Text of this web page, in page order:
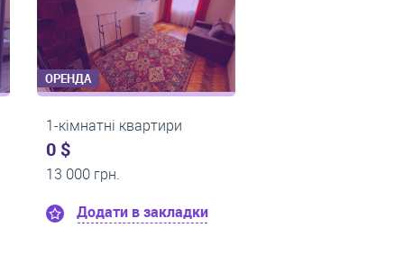
ОРЕНДА
2-кімнатні квартири
23 000 грн.
Додати в закладки